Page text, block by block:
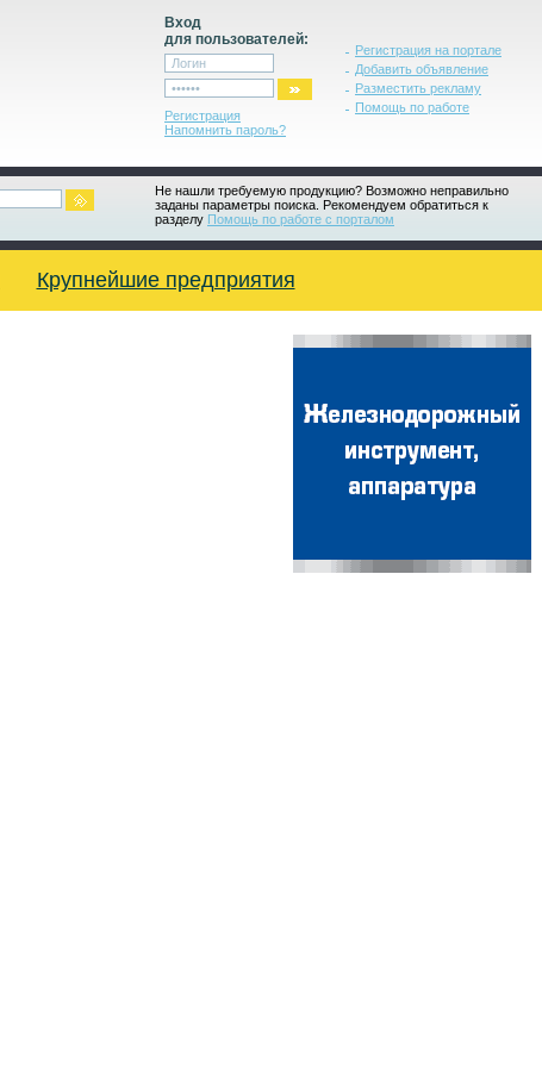
Вход
для пользователей:
Регистрация
Напомнить пароль?
Регистрация на портале
Добавить объявление
Разместить рекламу
Помощь по работе
Не нашли требуемую продукцию? Возможно неправильно
заданы параметры поиска. Рекомендуем обратиться к
разделу Помощь по работе с порталом
Крупнейшие предприятия